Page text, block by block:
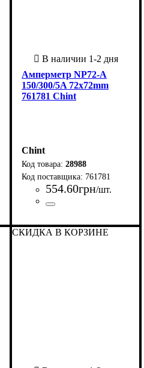
Амперметр NP72-A
150/300/5A 72x72mm
761781 Chint
Chint
28988
761781
554.60грн/шт.
СКИДКА В КОРЗИНЕ